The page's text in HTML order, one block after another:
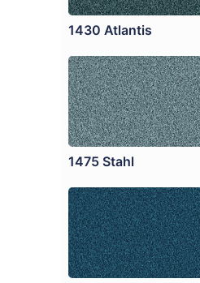
1430 Atlantis
1475 Stahl